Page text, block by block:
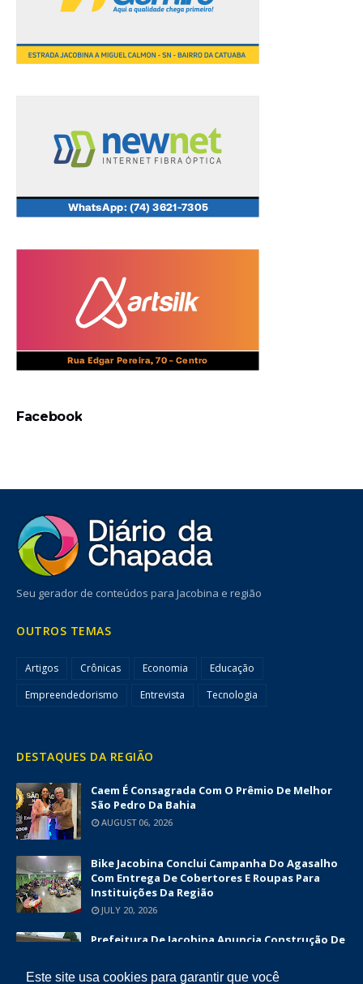
Este site usa cookies para garantir que você
Facebook
Seu gerador de conteúdos para Jacobina e região
OUTROS TEMAS
Artigos Crônicas Economia
Educação
Empreendedorismo
Entrevista Tecnologia
DESTAQUES DA REGIÃO
Caem É Consagrada Com O Prêmio De Melhor
São Pedro Da Bahia
AUGUST 06, 2026
Bike Jacobina Conclui Campanha Do Agasalho
Com Entrega De Cobertores E Roupas Para
Instituições Da Região
JULY 20, 2026
Prefeitura De Jacobina Anuncia Construção De
Superior A R$ 1,7 Milhão